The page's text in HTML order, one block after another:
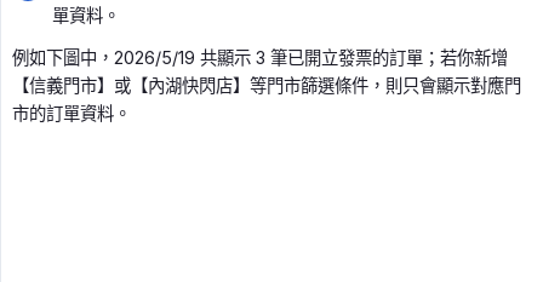
單資料。
例如下圖中，2026/5/19 共顯示 3 筆已開立發票的訂單；若你新增
【信義門市】或【內湖快閃店】等門市篩選條件，則只會顯示對應門
市的訂單資料。